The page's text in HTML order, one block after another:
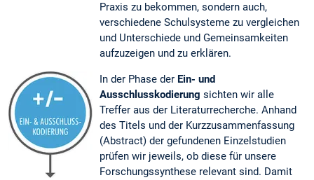
Praxis zu bekommen, sondern auch,
verschiedene Schulsysteme zu vergleichen
und Unterschiede und Gemeinsamkeiten
aufzuzeigen und zu erklären.
In der Phase der Ein- und
Ausschlusskodierung sichten wir alle
Treffer aus der Literaturrecherche. Anhand
des Titels und der Kurzzusammenfassung
(Abstract) der gefundenen Einzelstudien
prüfen wir jeweils, ob diese für unsere
Forschungssynthese relevant sind. Damit